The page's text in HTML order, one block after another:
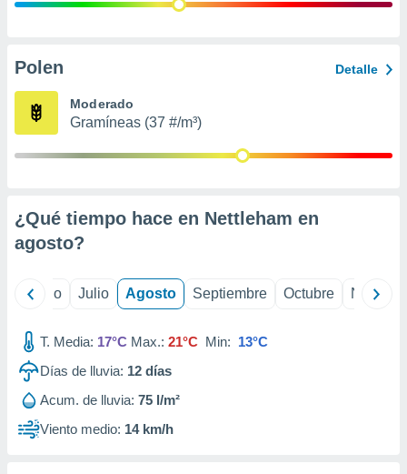
e
publicidad
Polen Detalle
Moderado
Gramíneas (37 #/m³)
¿Qué tiempo hace en Nettleham en
agosto?
Junio Julio Agosto Septiembre Octubre
T. Media: 17°C Max.: 21°C Min: 13°C
Días de lluvia: 12 días
Acum. de lluvia: 75 l/m²
Viento medio: 14 km/h